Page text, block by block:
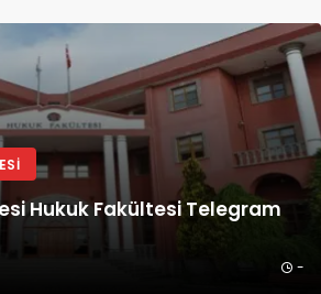
Hukuk Fakültesi Telegram
-